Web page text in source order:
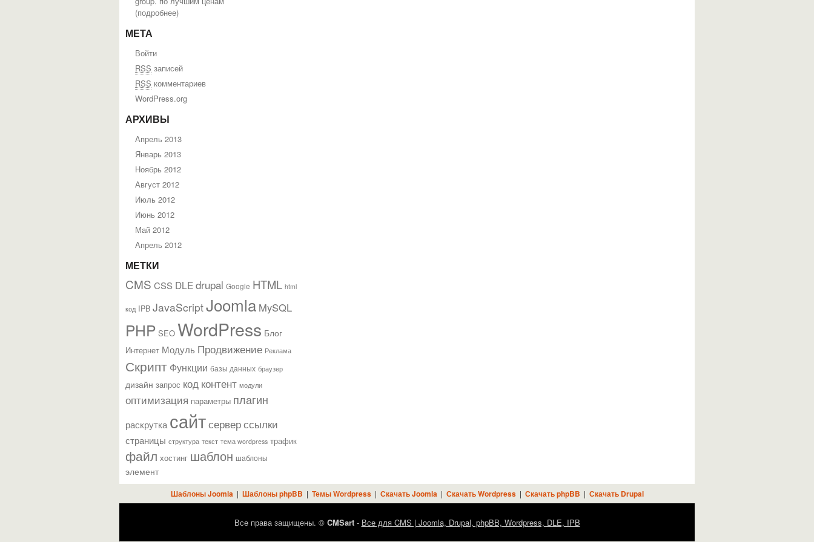
(подробнее)
МЕТА
Войти
RSS записей
RSS комментариев
WordPress.org
АРХИВЫ
Апрель 2013
Январь 2013
Ноябрь 2012
Август 2012
Июль 2012
Июнь 2012
Май 2012
Апрель 2012
МЕТКИ
CMS CSS DLEdrupal Google HTML html
код IPB JavaScriptJoomla MySQL
PHP SEO WordPress Блог
Интернет Модуль Продвижение Реклама
Скрипт Функции базы данных браузер
дизайн запрос код контент модули
оптимизация параметры плагин
раскрутка сайтсерверссылки
страницы структура текст тема wordpress трафик
файл хостинг шаблон шаблоны
элемент
Шаблоны Joomla | Шаблоны phpBB | Темы Wordpress| Скачать Joomla | Скачать Wordpress| Скачать phpBB | Скачать Drupal
Все права защищены. © CMSart- Все для CMS | Joomla, Drupal, phpBB, Wordpress, DLE, IPB